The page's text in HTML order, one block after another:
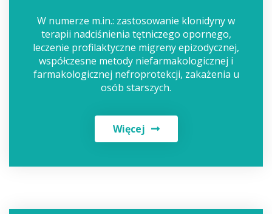
W numerze m.in.: zastosowanie klonidyny w
terapii nadciśnienia tętniczego opornego,
leczenie profilaktyczne migreny epizodycznej,
współczesne metody niefarmakologicznej i
farmakologicznej nefroprotekcji, zakażenia u
osób starszych.
Więcej